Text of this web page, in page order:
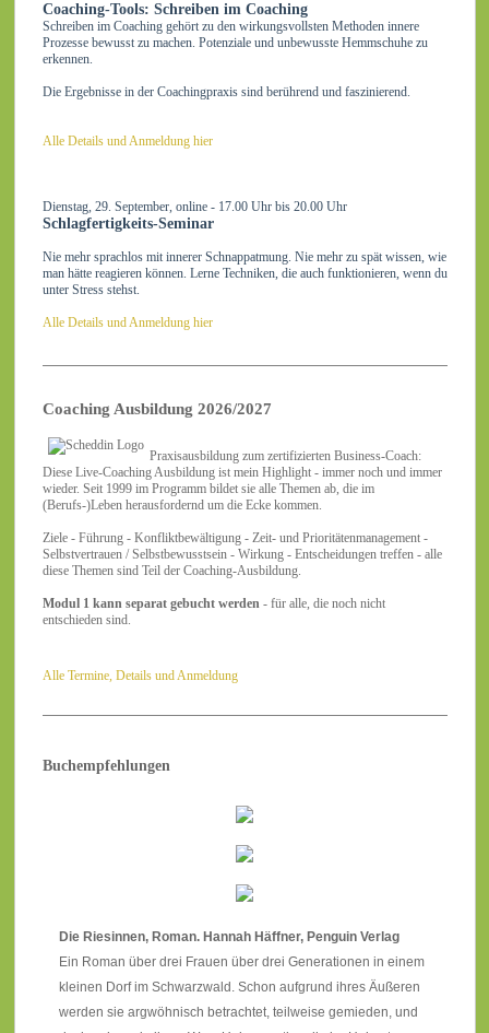
Coaching-Tools: Schreiben im Coaching
Schreiben im Coaching gehört zu den wirkungsvollsten Methoden innere
Prozesse bewusst zu machen. Potenziale und unbewusste Hemmschuhe zu
erkennen.
Die Ergebnisse in der Coachingpraxis sind berührend und faszinierend.
Alle Details und Anmeldung hier
Dienstag, 29. September, online - 17.00 Uhr bis 20.00 Uhr
Schlagfertigkeits-Seminar
Nie mehr sprachlos mit innerer Schnappatmung. Nie mehr zu spät wissen, wie
man hätte reagieren können. Lerne Techniken, die auch funktionieren, wenn du
unter Stress stehst.
Alle Details und Anmeldung hier
Coaching Ausbildung 2026/2027
Praxisausbildung zum zertifizierten Business-Coach:
Diese Live-Coaching Ausbildung ist mein Highlight - immer noch und immer
wieder. Seit 1999 im Programm bildet sie alle Themen ab, die im
(Berufs-)Leben herausfordernd um die Ecke kommen.
Ziele - Führung - Konfliktbewältigung - Zeit- und Prioritätenmanagement -
Selbstvertrauen / Selbstbewusstsein - Wirkung - Entscheidungen treffen - alle
diese Themen sind Teil der Coaching-Ausbildung.
Modul 1 kann separat gebucht werden- für alle, die noch nicht
entschieden sind.
Alle Termine, Details und Anmeldung
Buchempfehlungen
Die Riesinnen, Roman. Hannah Häffner, Penguin Verlag
Ein Roman über drei Frauen über drei Generationen in einem
kleinen Dorf im Schwarzwald. Schon aufgrund ihres Äußeren
werden sie argwöhnisch betrachtet, teilweise gemieden, und